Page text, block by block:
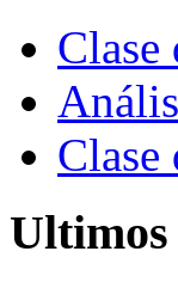
Clase
Clase